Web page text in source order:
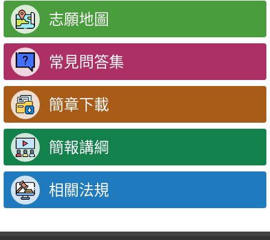
志願地圖
常見問答集
簡章下載
簡報講綱
相關法規